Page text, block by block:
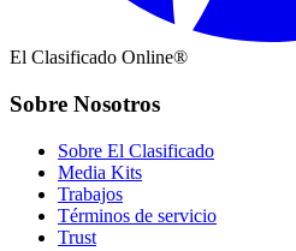
El Clasificado Online®
Sobre Nosotros
Sobre El Clasificado
Media Kits
Trabajos
Términos de servicio
Trust